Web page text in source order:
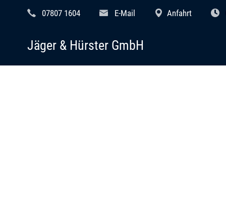
07807 1604 E-Mail Anfahrt
Jäger & Hürster GmbH